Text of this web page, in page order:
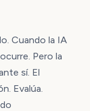
Cuando la IA
Pero la
sí. El
Evalúa.